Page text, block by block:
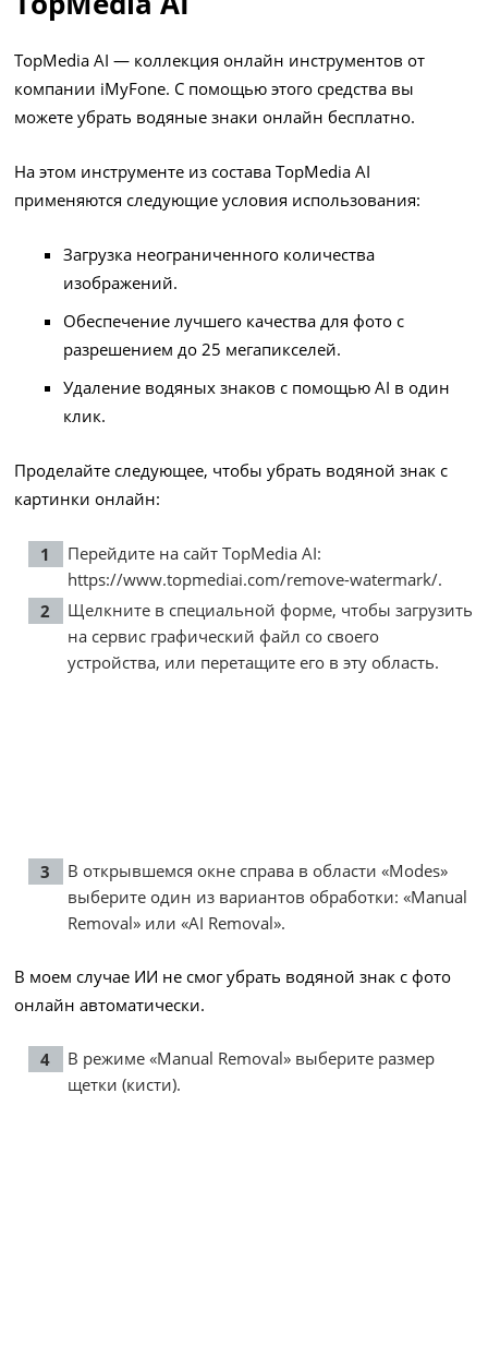
TopMedia AI — коллекция онлайн инструментов от
компании iMyFone. С помощью этого средства вы
можете убрать водяные знаки онлайн бесплатно.
На этом инструменте из состава TopMedia AI
применяются следующие условия использования:
Загрузка неограниченного количества
изображений.
Обеспечение лучшего качества для фото с
разрешением до 25 мегапикселей.
Удаление водяных знаков с помощью AI в один
клик.
Проделайте следующее, чтобы убрать водяной знак с
картинки онлайн:
Перейдите на сайт TopMedia AI:
https://www.topmediai.com/remove-watermark/.
Щелкните в специальной форме, чтобы загрузить
на сервис графический файл со своего
устройства, или перетащите его в эту область.
В открывшемся окне справа в области «Modes»
выберите один из вариантов обработки: «Manual
Removal» или «AI Removal».
В моем случае ИИ не смог убрать водяной знак с фото
онлайн автоматически.
В режиме «Manual Removal» выберите размер
щетки (кисти).